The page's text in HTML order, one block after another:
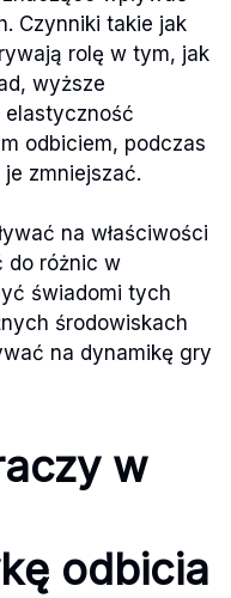
Czynniki takie jak
rolę w tym, jak
wyższe
odbiciem, podczas
zmniejszać.
na właściwości
do różnic w
świadomi tych
środowiskach
na dynamikę gry
w
odbicia